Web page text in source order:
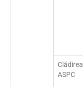
Clădirea
ASPC